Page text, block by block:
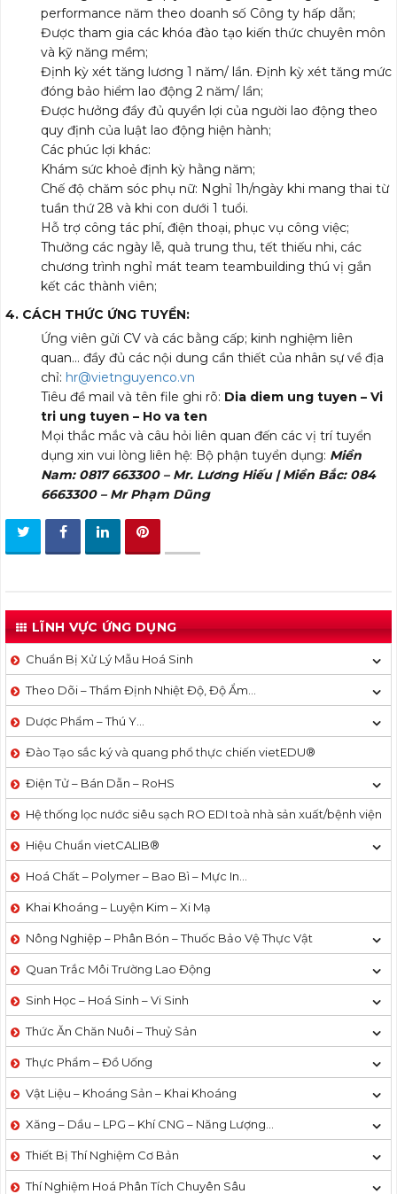
performance năm theo doanh số Công ty hấp dẫn;
Được tham gia các khóa đào tạo kiến thức chuyên môn
và kỹ năng mềm;
Định kỳ xét tăng lương 1 năm/ lần. Định kỳ xét tăng mức
đóng bảo hiểm lao động 2 năm/ lần;
Được hưởng đầy đủ quyền lợi của người lao động theo
quy định của luật lao động hiện hành;
Các phúc lợi khác:
Khám sức khoẻ định kỳ hằng năm;
Chế độ chăm sóc phụ nữ: Nghỉ 1h/ngày khi mang thai từ
tuần thứ 28 và khi con dưới 1 tuổi.
Hỗ trợ công tác phí, điện thoại, phục vụ công việc;
Thưởng các ngày lễ, quà trung thu, tết thiếu nhi, các
chương trình nghỉ mát team teambuilding thú vị gắn
kết các thành viên;
4. CÁCH THỨC ỨNG TUYỂN:
Ứng viên gửi CV và các bằng cấp; kinh nghiệm liên
quan… đầy đủ các nội dung cần thiết của nhân sự về địa
chỉ: hr@vietnguyenco.vn
Tiêu đề mail và tên file ghi rõ: Dia diem ung tuyen – Vi
tri ung tuyen – Ho va ten
Mọi thắc mắc và câu hỏi liên quan đến các vị trí tuyển
dụng xin vui lòng liên hệ: Bộ phận tuyển dụng: Miền
Nam: 0817 663300 – Mr. Lương Hiếu | Miền Bắc: 084
6663300 – Mr Phạm Dũng
LĨNH VỰC ỨNG DỤNG
Chuẩn Bị Xử Lý Mẫu Hoá Sinh
Theo Dõi – Thẩm Định Nhiệt Độ, Độ Ẩm…
Dược Phẩm – Thú Y…
Đào Tạo sắc ký và quang phổ thực chiến vietEDU®
Điện Tử – Bán Dẫn – RoHS
Hệ thống lọc nước siêu sạch RO EDI​​ toà nhà sản xuất/bệnh viện
Hiệu Chuẩn vietCALIB®
Hoá Chất – Polymer – Bao Bì – Mực In…
Khai Khoáng – Luyện Kim – Xi Mạ
Nông Nghiệp – Phân Bón – Thuốc Bảo Vệ Thực Vật
Quan Trắc Môi Trường Lao Động
Sinh Học – Hoá Sinh – Vi Sinh
Thức Ăn Chăn Nuôi – Thuỷ Sản
Thực Phẩm – Đồ Uống
Vật Liệu – Khoáng Sản – Khai Khoáng
Xăng – Dầu – LPG – Khí CNG – Năng Lượng…
Thiết Bị Thí Nghiệm Cơ Bản
Thí Nghiệm Hoá Phân Tích Chuyên Sâu